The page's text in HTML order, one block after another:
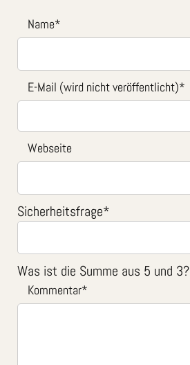
Name*
E-Mail (wird nicht veröffentlicht)*
Webseite
Sicherheitsfrage*
Was ist die Summe aus 5 und 3?
Kommentar*